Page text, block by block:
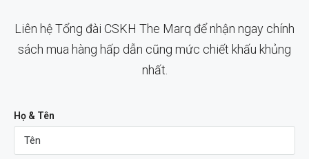
Liên hệ Tổng đài CSKH The Marq để nhận ngay chính
sách mua hàng hấp dẫn cũng mức chiết khấu khủng
nhất.
Họ & Tên